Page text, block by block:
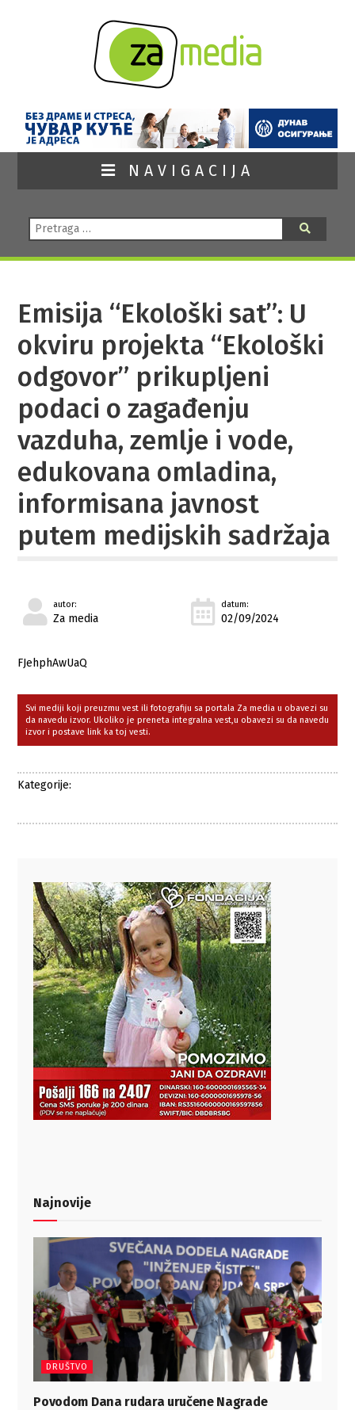
NAVIGACIJA
Pretraga:
Emisija “Ekološki sat”: U
okviru projekta “Ekološki
odgovor” prikupljeni
podaci o zagađenju
vazduha, zemlje i vode,
edukovana omladina,
informisana javnost
putem medijskih sadržaja
autor:
Za media
datum:
02/09/2024
FJehphAwUaQ
Svi mediji koji preuzmu vest ili fotografiju sa portala Za media u obavezi su
da navedu izvor. Ukoliko je preneta integralna vest,u obavezi su da navedu
izvor i postave link ka toj vesti.
Kategorije:
Najnovije
DRUŠTVO
Povodom Dana rudara uručene Nagrade